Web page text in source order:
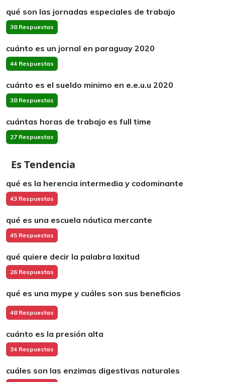
qué son las jornadas especiales de trabajo
38 Respuestas
cuánto es un jornal en paraguay 2020
44 Respuestas
cuánto es el sueldo minimo en e.e.u.u 2020
38 Respuestas
cuántas horas de trabajo es full time
27 Respuestas
Es Tendencia
qué es la herencia intermedia y codominante
43 Respuestas
qué es una escuela náutica mercante
45 Respuestas
qué quiere decir la palabra laxitud
26 Respuestas
qué es una mype y cuáles son sus beneficios
48 Respuestas
cuánto es la presión alta
34 Respuestas
cuáles son las enzimas digestivas naturales